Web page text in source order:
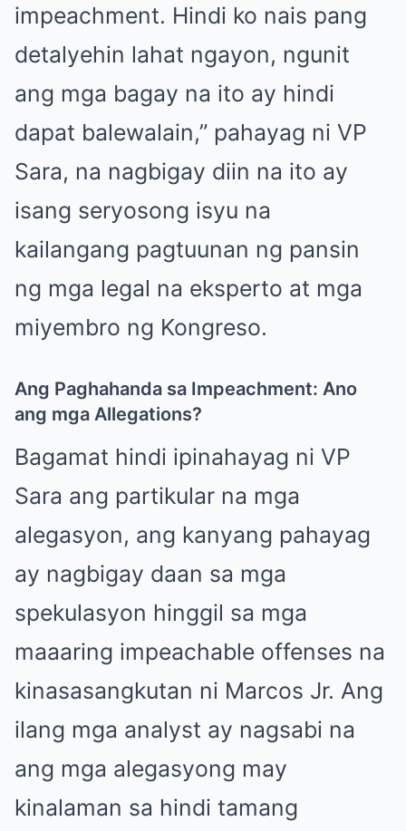
impeachment. Hindi ko nais pang
detalyehin lahat ngayon, ngunit
ang mga bagay na ito ay hindi
dapat balewalain,” pahayag ni VP
Sara, na nagbigay diin na ito ay
isang seryosong isyu na
kailangang pagtuunan ng pansin
ng mga legal na eksperto at mga
miyembro ng Kongreso.
Ang Paghahanda sa Impeachment: Ano
ang mga Allegations?
Bagamat hindi ipinahayag ni VP
Sara ang partikular na mga
alegasyon, ang kanyang pahayag
ay nagbigay daan sa mga
spekulasyon hinggil sa mga
maaaring impeachable offenses na
kinasasangkutan ni Marcos Jr. Ang
ilang mga analyst ay nagsabi na
ang mga alegasyong may
kinalaman sa hindi tamang